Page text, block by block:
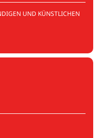
UND KÜNSTLICHEN